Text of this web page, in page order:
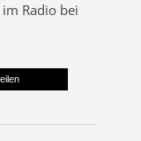
Radio bei